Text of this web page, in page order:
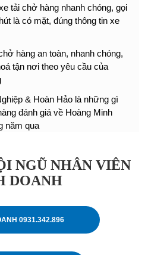
tải chở hàng nhanh chóng, gọi
là có mặt, đúng thông tin xe
hàng an toàn, nhanh chóng,
tận nơi theo yêu cầu của
& Hoàn Hảo là những gì
đánh giá về Hoàng Minh
năm qua
NGŨ NHÂN VIÊN
DOANH
0931.342.896